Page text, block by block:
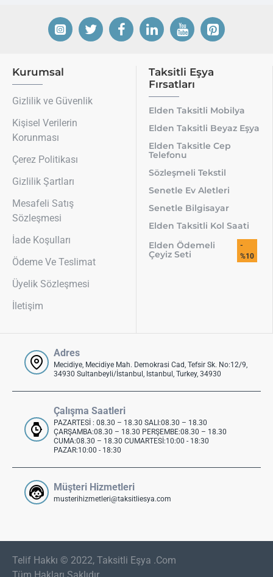
Kurumsal
Gizlilik ve Güvenlik
Kişisel Verilerin
Korunması
Çerez Politikası
Gizlilik Şartları
Mesafeli Satış
Sözleşmesi
İade Koşulları
Ödeme Ve Teslimat
Üyelik Sözleşmesi
İletişim
Taksitli Eşya
Fırsatları
Elden Taksitli Mobilya
Elden Taksitli Beyaz Eşya
Elden Taksitle Cep
Telefonu
Sözleşmeli Tekstil
Senetle Ev Aletleri
Senetle Bilgisayar
Elden Taksitli Kol Saati
Elden Ödemeli
Çeyiz Seti
-
%10
Adres
Mecidiye, Mecidiye Mah. Demokrasi Cad, Tefsir Sk. No:12/9,
34930 Sultanbeyli/İstanbul, Istanbul, Turkey, 34930
Çalışma Saatleri
PAZARTESİ : 08.30 – 18.30 SALI:08.30 – 18.30
ÇARŞAMBA:08.30 – 18.30 PERŞEMBE:08.30 – 18.30
CUMA:08.30 – 18.30 CUMARTESİ:10:00 - 18:30
PAZAR:10:00 - 18:30
Müşteri Hizmetleri
musterihizmetleri@taksitliesya.com
Telif Hakkı © 2022, Taksitli Eşya .Com